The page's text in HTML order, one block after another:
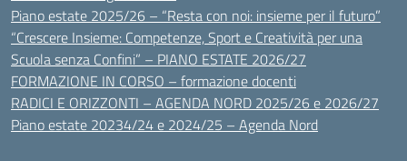
Piano estate 2025/26 – “Resta con noi: insieme per il futuro”
“Crescere Insieme: Competenze, Sport e Creatività per una
Scuola senza Confini” – PIANO ESTATE 2026/27
FORMAZIONE IN CORSO – formazione docenti
RADICI E ORIZZONTI – AGENDA NORD 2025/26 e 2026/27
Piano estate 20234/24 e 2024/25 – Agenda Nord